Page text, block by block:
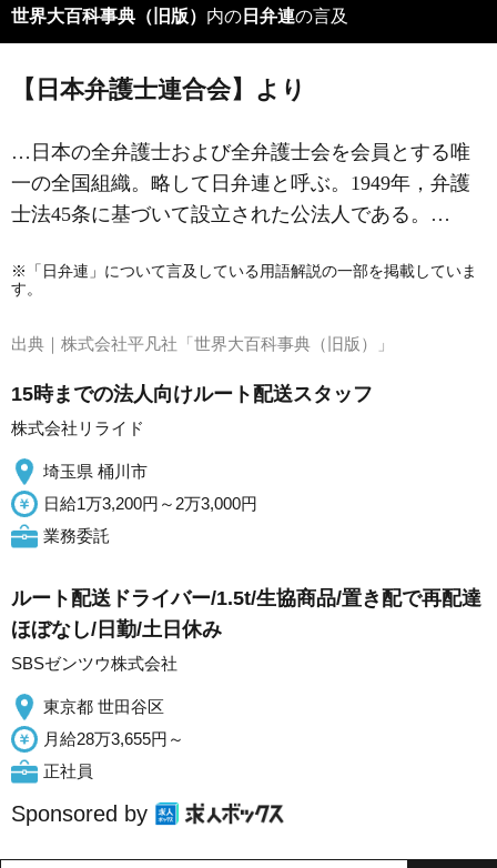
世界大百科事典（旧版） 内の 日弁連の言及
【日本弁護士連合会】より
…日本の全弁護士および全弁護士会を会員とする唯
一の全国組織。略して日弁連と呼ぶ。1949年，弁護
士法45条に基づいて設立された公法人である。…
※「日弁連」について言及している用語解説の一部を掲載していま
す。
出典｜ 株式会社平凡社「世界大百科事典（旧版）」
15時までの法人向けルート配送スタッフ
株式会社リライド
埼玉県 桶川市
日給1万3,200円～2万3,000円
業務委託
ルート配送ドライバー/1.5t/生協商品/置き配で再配達
ほぼなし/日勤/土日休み
SBSゼンツウ株式会社
東京都 世田谷区
月給28万3,655円～
正社員
Sponsored by